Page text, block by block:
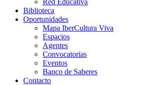
Red Educativa
Biblioteca
Oportunidades
Mapa IberCultura Viva
Espacios
Agentes
Convocatorias
Eventos
Banco de Saberes
Contacto